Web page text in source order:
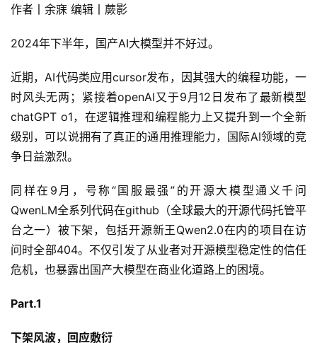
作者丨余寐 编辑丨蕨影
2024年下半年，国产AI大模型并不好过。
近期，AI代码类应用cursor发布，因其强大的编程功能，一
时风头无两；紧接着openAI又于9月12日发布了最新模型
chatGPT o1，在逻辑推理和编程能力上又提升到一个全新
级别，可以说拥有了真正的通用推理能力，国际AI领域的竞
争日益激烈。
同样在9月，号称“国服最强”的开源大模型通义千问
QwenLM全系列代码在github（全球最大的开源代码托管平
台之一）被下架，包括开源新王Qwen2.0在内的项目在访
问时全部404。不仅引发了从业者对开源模型稳定性的信任
危机，也暴露出国产大模型在商业化道路上的困境。
Part.1
下架风波，回应敷衍